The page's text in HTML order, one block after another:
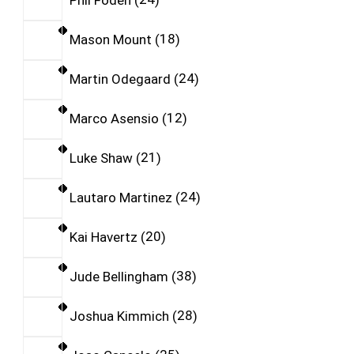
Mason Mount 18
Martin Odegaard 24
Marco Asensio 12
Luke Shaw 21
Lautaro Martinez 24
Kai Havertz 20
Jude Bellingham 38
Joshua Kimmich 28